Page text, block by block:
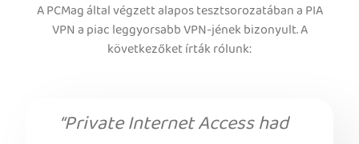
A PCMag által végzett alapos tesztsorozatában a PIA
VPN a piac leggyorsabb VPN-jének bizonyult. A
következőket írták rólunk:
“Private Internet Access had